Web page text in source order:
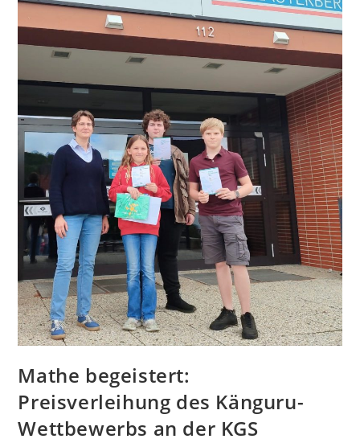
Mathe begeistert:
Preisverleihung des Känguru-
Wettbewerbs an der KGS